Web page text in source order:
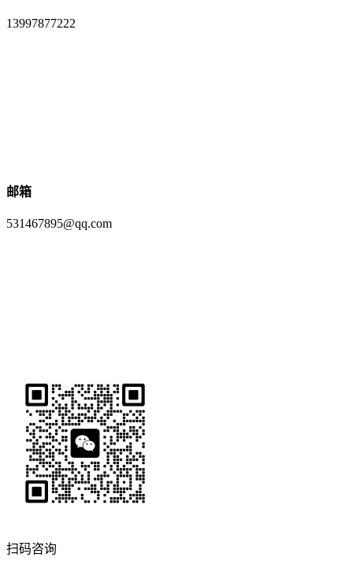
13997877222
邮箱
531467895@qq.com
扫码咨询